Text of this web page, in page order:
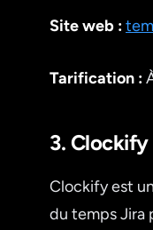
Site web :
Tarification :
3. Clockify
Clockify est
du temps Jira